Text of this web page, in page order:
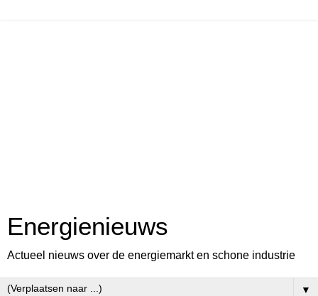
Energienieuws
Actueel nieuws over de energiemarkt en schone industrie
▼